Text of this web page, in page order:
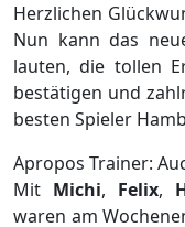
Herzlichen
Nun kann das
lauten, die tollen
bestätigen und
besten Spieler
Apropos Trainer:
Mit Michi, Felix,
waren am